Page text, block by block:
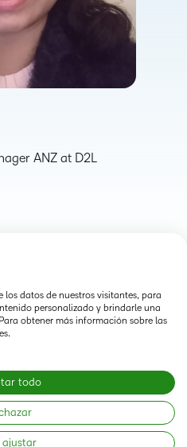
ANZ at D2L
los datos de nuestros visitantes, para
personalizado y brindarle una
obtener más información sobre las
todo
ajustar